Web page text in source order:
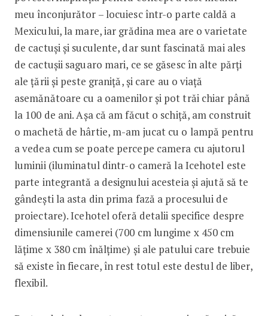
meu înconjurător – locuiesc într-o parte caldă a
Mexicului, la mare, iar grădina mea are o varietate
de cactuși și suculente, dar sunt fascinată mai ales
de cactușii saguaro mari, ce se găsesc în alte părți
ale țării și peste graniță, și care au o viață
asemănătoare cu a oamenilor și pot trăi chiar până
la 100 de ani. Așa că am făcut o schiță, am construit
o machetă de hârtie, m-am jucat cu o lampă pentru
a vedea cum se poate percepe camera cu ajutorul
luminii (iluminatul dintr-o cameră la Icehotel este
parte integrantă a designului acesteia și ajută să te
gândești la asta din prima fază a procesului de
proiectare). Icehotel oferă detalii specifice despre
dimensiunile camerei (700 cm lungime x 450 cm
lățime x 380 cm înălțime) și ale patului care trebuie
să existe în fiecare, în rest totul este destul de liber,
flexibil.